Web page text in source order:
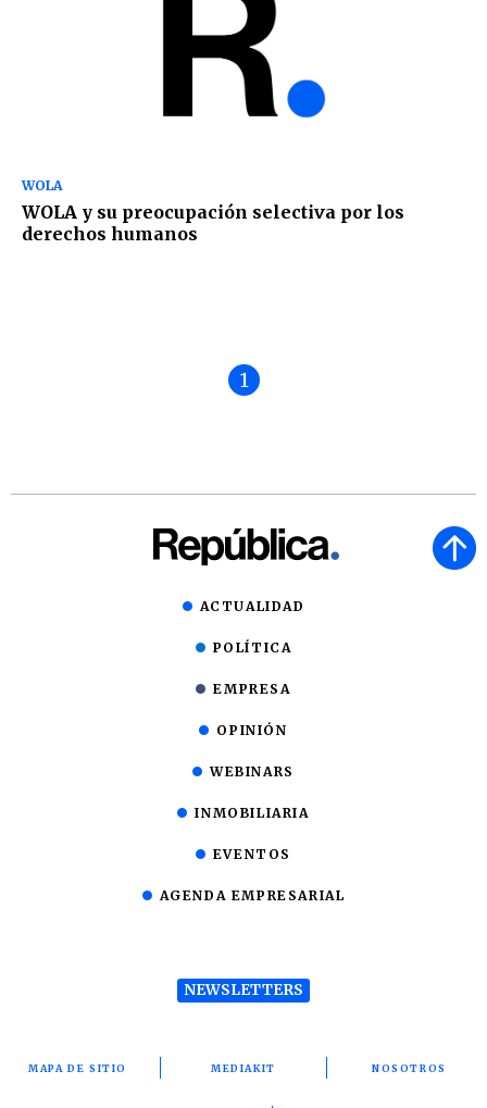
WOLA
WOLA y su preocupación selectiva por los
derechos humanos
1
ACTUALIDAD
POLÍTICA
EMPRESA
OPINIÓN
WEBINARS
INMOBILIARIA
EVENTOS
AGENDA EMPRESARIAL
NEWSLETTERS
MAPA DE SITIO MEDIAKIT NOSOTROS